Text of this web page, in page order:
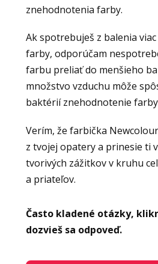
znehodnotenia farby.
Ak spotrebuješ z balenia
farby, odporúčam
farbu preliať do menšieho
množstvo vzduchu môže
baktérií znehodnotenie
Verím, že farbička
z tvojej opatery a prinesie ti
tvorivých zážitkov v kruhu
a priateľov.
Často kladené otázky,
dozvieš sa odpoveď.